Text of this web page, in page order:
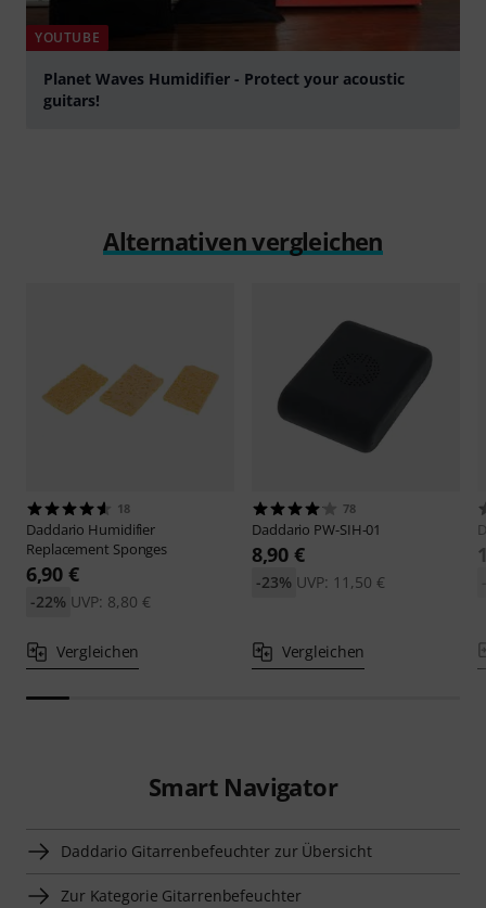
YOUTUBE
Planet Waves Humidifier - Protect your acoustic
guitars!
Alternativen vergleichen
18
Daddario Humidifier
Replacement Sponges
6,90 €
UVP: 8,80 €
-22%
Vergleichen
78
Daddario PW-SIH-01
8,90 €
UVP: 11,50 €
-23%
Vergleichen
Smart Navigator
Daddario Gitarrenbefeuchter zur Übersicht
Zur Kategorie Gitarrenbefeuchter